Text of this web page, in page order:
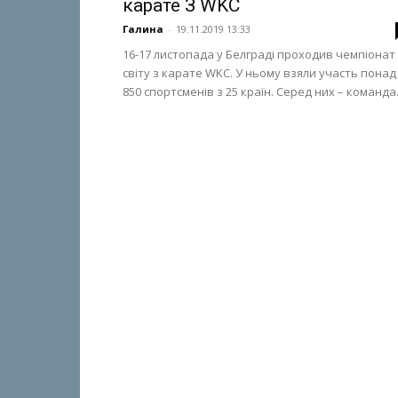
карате З WKC
Галина - 19.11.2019 13:33
16-17 листопада у Белграді проходив чемпіонат
світу з карате WKC. У ньому взяли участь понад
850 спортсменів з 25 країн. Серед них –